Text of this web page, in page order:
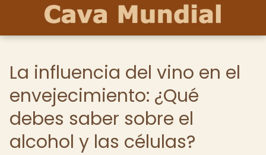
La influencia del vino en el
envejecimiento: ¿Qué
debes saber sobre el
alcohol y las células?